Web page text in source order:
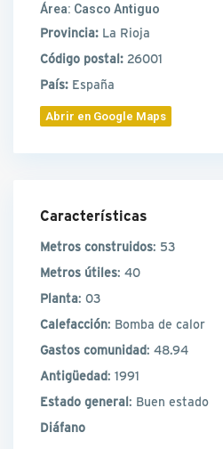
Área: Casco Antiguo
Provincia: La Rioja
Código postal: 26001
País: España
Abrir en Google Maps
Características
Metros construidos: 53
Metros útiles: 40
Planta: 03
Calefacción: Bomba de calor
Gastos comunidad: 48.94
Antigüedad: 1991
Estado general: Buen estado
Diáfano